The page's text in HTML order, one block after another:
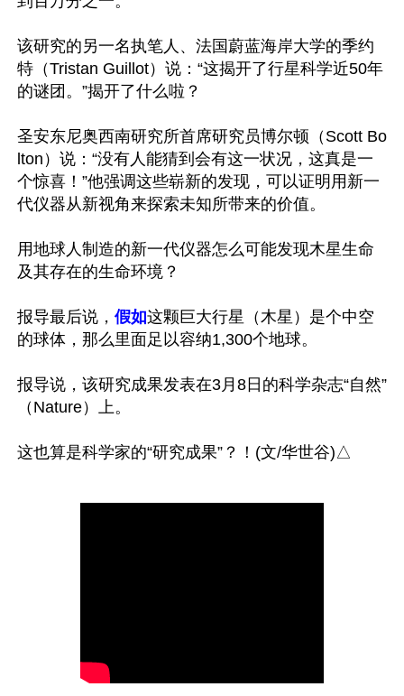
该研究的另一名执笔人、法国蔚蓝海岸大学的季约
特（Tristan Guillot）说：“这揭开了行星科学近50年
的谜团。”揭开了什么啦？
圣安东尼奥西南研究所首席研究员博尔顿（Scott Bo
lton）说：“没有人能猜到会有这一状况，这真是一
个惊喜！”他强调这些崭新的发现，可以证明用新一
代仪器从新视角来探索未知所带来的价值。
用地球人制造的新一代仪器怎么可能发现木星生命
及其存在的生命环境？
报导最后说， 假如这颗巨大行星（木星）是个中空
的球体，那么里面足以容纳1,300个地球。
报导说，该研究成果发表在3月8日的科学杂志“自然”
（Nature）上。